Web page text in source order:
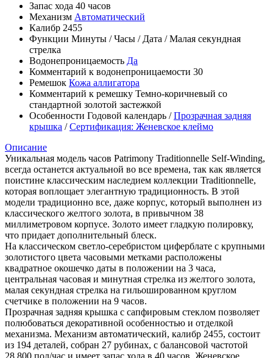
Запас хода 40 часов
Механизм Автоматический
Калибр 2455
Функции Минуты /Часы / Дата /Малая секундная
стрелка
Водонепроницаемость Да
Комментарий к водонепроницаемости 30
Ремешок Кожа аллигатора
Комментарий к ремешку Темно-коричневый со
стандартной золотой застежкой
Особенности Годовой календарь /Прозрачная задняя
крышка /Сертификация: Женевское клеймо
Описание
Уникальная модель часов Patrimony Traditionnelle Self-Winding,
всегда останется актуальной во все времена, так как является
поистине классическим наследием коллекции Traditionnelle,
которая воплощает элегантную традиционность. В этой
модели традиционно все, даже корпус, который выполнен из
классического желтого золота, в привычном 38
миллиметровом корпусе. Золото имеет гладкую полировку,
что придает дополнительный блеск.
На классическом светло-серебристом циферблате с крупными
золотистого цвета часовыми метками расположены
квадратное окошечко даты в положении на 3 часа,
центральная часовая и минутная стрелка из желтого золота,
малая секундная стрелка на гильошированном круглом
счетчике в положении на 9 часов.
Прозрачная задняя крышка с сапфировым стеклом позволяет
полюбоваться декоративной особенностью и отделкой
механизма. Механизм автоматический, калибр 2455, состоит
из 194 деталей, собран 27 рубинах, с балансовой частотой
28,800 пол/час и имеет запас хода в 40 часов. Женевское